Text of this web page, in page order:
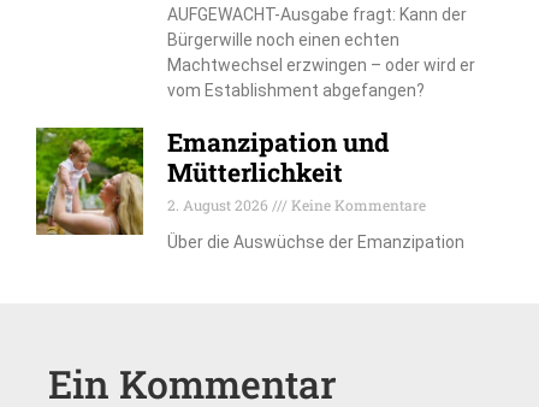
AUFGEWACHT-Ausgabe fragt: Kann der
Bürgerwille noch einen echten
Machtwechsel erzwingen – oder wird er
vom Establishment abgefangen?
Emanzipation und
Mütterlichkeit
2. August 2026
Keine Kommentare
Über die Auswüchse der Emanzipation
Ein Kommentar